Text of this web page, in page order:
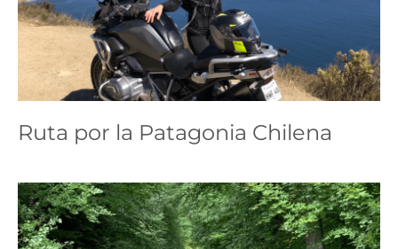
Ruta por la Patagonia
Chilena
ruta
Ruta por la Patagonia Chilena